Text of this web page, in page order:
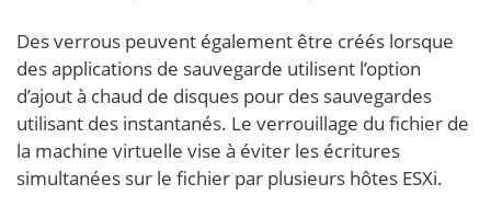
Des verrous peuvent également être créés lorsque
des applications de sauvegarde utilisent l’option
d’ajout à chaud de disques pour des sauvegardes
utilisant des instantanés. Le verrouillage du fichier de
la machine virtuelle vise à éviter les écritures
simultanées sur le fichier par plusieurs hôtes ESXi.